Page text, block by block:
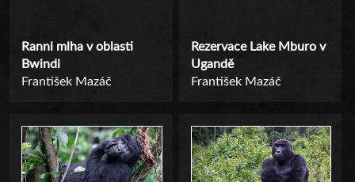
Ranni mlha v oblasti
Bwindi
František Mazáč
Rezervace Lake Mburo v
Ugandě
František Mazáč